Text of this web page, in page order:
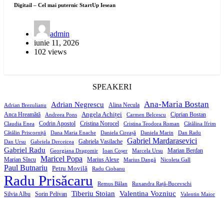
Digitail – Cel mai puternic StartUp Iesean
admin
iunie 11, 2026
102 views
SPEAKERI
Adrian Brezulianu Adrian Negrescu Alina Necula Ana-Maria Bostan
Anca Hreamătă Andreea Pons Angela Achiței Carmen Belcescu Ciprian Bostan
Claudia Enea Codrin Apostol Cristina Norocel Cristina Teodora Roman
Cătălina Ifrim
Cătălin Priscorniță
Dana Maria Enache Daniela Cireașă Daniela Marin
Dan Radu
Dan Ursu
Gabriela Derceicea Gabriela Vasilache Gabriel Mardarasevici
Gabriel Radu Georgiana Dragomir Ioan Coșer Marcela Ursu
Marian Berdan
Marian Sîncu
Maricel Popa Marius Alexe Marius Dangă Nicoleta Gall
Paul Butnariu Petru Movilă Radu Ciobanu
Radu Prisăcaru Remus Bălan Ruxandra Rață-Bucevschi
Silvia Albu Sorin Pelivan Tiberiu Stoian Valentina Vozniuc Valentin Maior